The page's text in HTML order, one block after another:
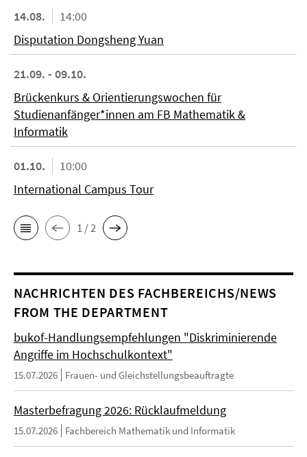
14.08.
14:00
Disputation Dongsheng Yuan
21.09. - 09.10.
Brückenkurs & Orientierungswochen für
Studienanfänger*innen am FB Mathematik &
Informatik
01.10.
10:00
International Campus Tour
1 / 2
NACHRICHTEN DES FACHBEREICHS/NEWS
FROM THE DEPARTMENT
bukof-Handlungsempfehlungen "Diskriminierende
Angriffe im Hochschulkontext"
15.07.2026 Frauen- und Gleichstellungsbeauftragte
Masterbefragung 2026: Rücklaufmeldung
15.07.2026 Fachbereich Mathematik und Informatik